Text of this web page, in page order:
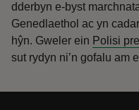
dderbyn e-byst
Genedlaethol ac yn
hŷn. Gweler ein Polisi
sut rydyn ni’n gofalu am